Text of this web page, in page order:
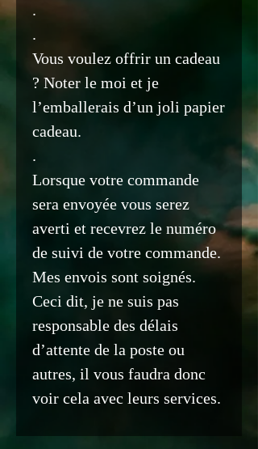
.
.
Vous voulez offrir un cadeau
? Noter le moi et je
l’emballerais d’un joli papier
cadeau.
.
Lorsque votre commande
sera envoyée vous serez
averti et recevrez le numéro
de suivi de votre commande.
Mes envois sont soignés.
Ceci dit, je ne suis pas
responsable des délais
d’attente de la poste ou
autres, il vous faudra donc
voir cela avec leurs services.